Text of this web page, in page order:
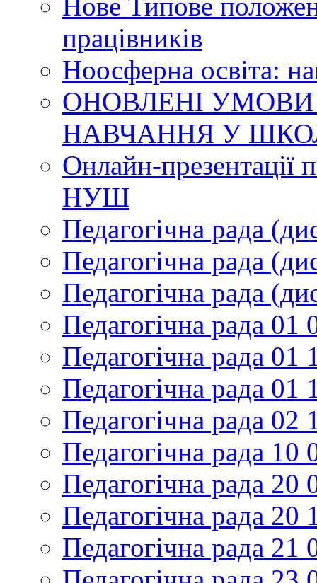
працівників
Ноосферна освіта:
ОНОВЛЕНІ
НАВЧАННЯ У
Онлайн-презентації
НУШ
Педагогічна рада
Педагогічна рада
Педагогічна рада
Педагогічна рада 01
Педагогічна рада 01
Педагогічна рада 01
Педагогічна рада 02
Педагогічна рада 10
Педагогічна рада 20
Педагогічна рада 20
Педагогічна рада 21